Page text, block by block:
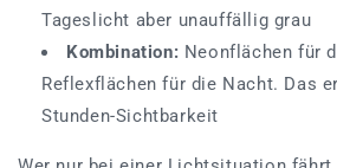
Tageslicht aber unauffällig grau
Kombination: Neonflächen für
Reflexflächen für die Nacht. Das
Stunden-Sichtbarkeit